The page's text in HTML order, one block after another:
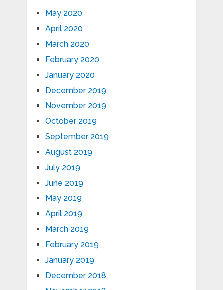
May 2020
April 2020
March 2020
February 2020
January 2020
December 2019
November 2019
October 2019
September 2019
August 2019
July 2019
June 2019
May 2019
April 2019
March 2019
February 2019
January 2019
December 2018